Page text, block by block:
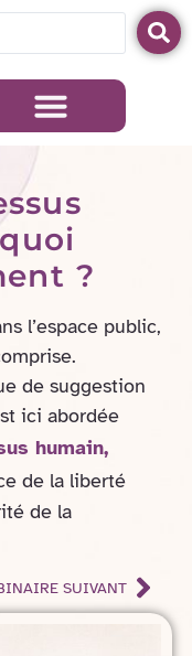
?
l’espace public,
de suggestion
ici abordée
humain,
de la liberté
de la
SUIVANT